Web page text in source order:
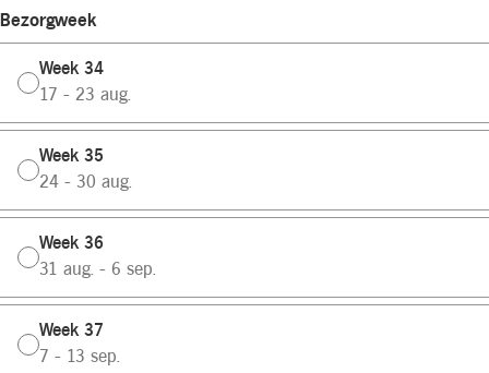
Bezorgweek
Week 34
17 - 23 aug.
Week 35
24 - 30 aug.
Week 36
31 aug. - 6 sep.
Week 37
7 - 13 sep.